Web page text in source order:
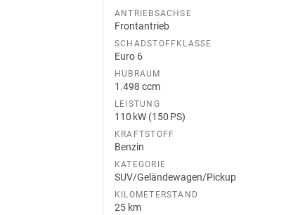
ANTRIEBSACHSE
Frontantrieb
SCHADSTOFFKLASSE
Euro 6
HUBRAUM
1.498 ccm
LEISTUNG
110 kW (150 PS)
KRAFTSTOFF
Benzin
KATEGORIE
SUV/Geländewagen/Pickup
KILOMETERSTAND
25 km